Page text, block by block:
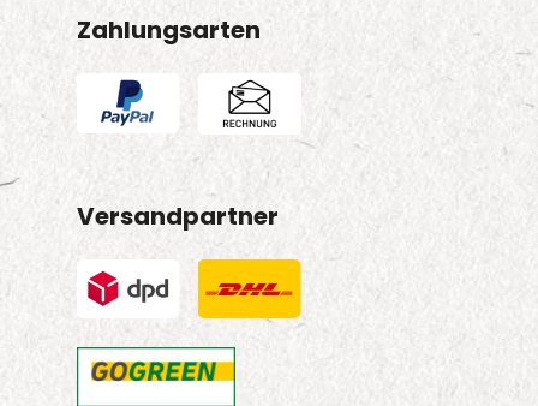
Zahlungsarten
Versandpartner